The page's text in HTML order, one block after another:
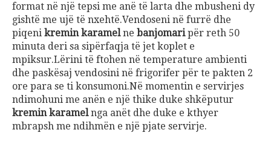
format në një tepsi me anë të larta dhe mbusheni dy
gishtë me ujë të nxehtë.Vendoseni në furrë dhe
piqeni kremin karamelne banjomaripër reth 50
minuta deri sa sipërfaqja të jet koplet e
mpiksur.Lërini të ftohen në temperature ambienti
dhe paskësaj vendosini në frigorifer për te pakten 2
ore para se ti konsumoni.Në momentin e servirjes
ndimohuni me anën e një thike duke shkëputur
kremin karamelnga anët dhe duke e kthyer
mbrapsh me ndihmën e një pjate servirje.